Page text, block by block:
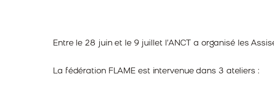
Entre le 28 juin et le 9 juillet l’ANCT a organisé les
La fédération FLAME est intervenue dans 3 ateliers :